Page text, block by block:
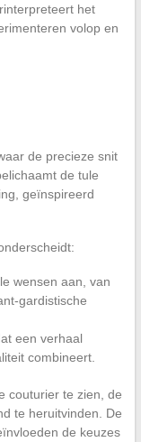
het
volop en
de precieze snit
de tule
geïnspireerd
wensen aan, van
gardistische
een verhaal
combineert.
couturier te zien, de
te heruitvinden. De
de keuzes